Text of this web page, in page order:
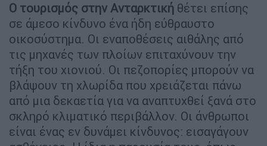
Ο τουρισμός στην Ανταρκτική θέτει επίσης
σε άμεσο κίνδυνο ένα ήδη εύθραυστο
οικοσύστημα. Οι εναποθέσεις αιθάλης από
τις μηχανές των πλοίων επιταχύνουν την
τήξη του χιονιού. Οι πεζοπορίες μπορούν να
βλάψουν τη χλωρίδα που χρειάζεται πάνω
από μια δεκαετία για να αναπτυχθεί ξανά στο
σκληρό κλιματικό περιβάλλον. Οι άνθρωποι
είναι ένας εν δυνάμει κίνδυνος: εισαγάγουν